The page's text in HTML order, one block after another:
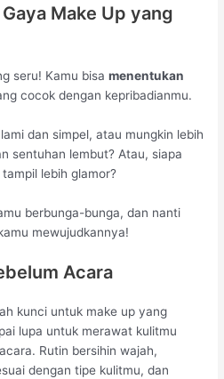
Make Up yang
seru! Kamu bisamenentukan
cocok dengan kepribadianmu.
dan simpel, atau mungkin lebih
sentuhan lembut? Atau, siapa
lebih glamor?
berbunga-bunga, dan nanti
mewujudkannya!
Acara
kunci untuk make up yang
lupa untuk merawat kulitmu
Rutin bersihin wajah,
dengan tipe kulitmu, dan